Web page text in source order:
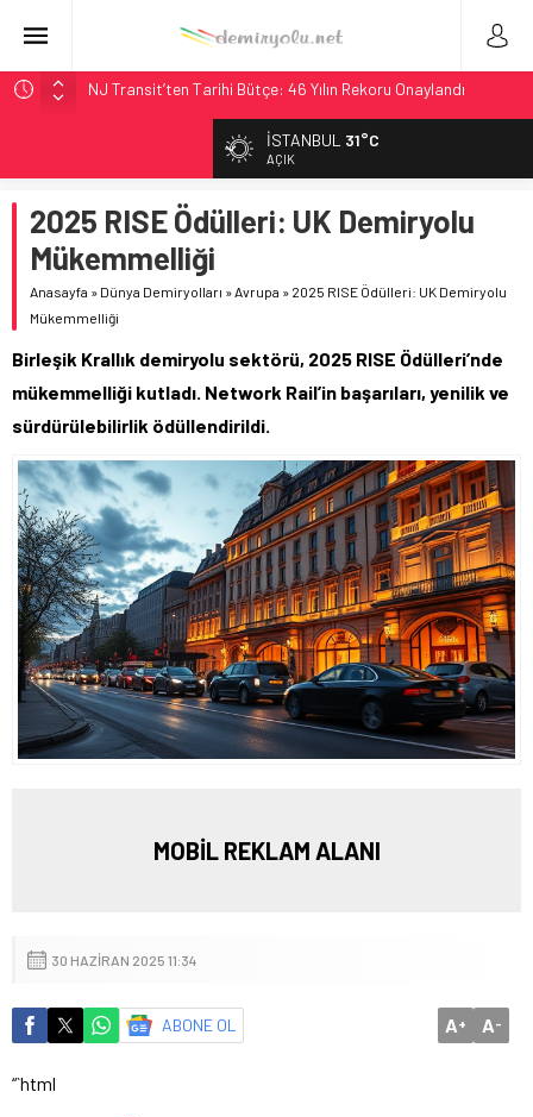
NJ Transit’ten Tarihi Bütçe: 46 Yılın Rekoru Onaylandı
Rocky Mountain, Güneş Enerjili Tesisten İlk Rayı Sevk Etti
AAR, MIT ve Berkeley Dahil 4 Üniversiteyle Araştırma
Konsorsiyumu Başlattı
Long Beach Limanı’na 58 Milyon Dolarlık Yeşil Yatırım Ödülü
Chicago’da Metra Polisi BVLOS Drone’larla Müdahale
Süresini Kısalttı
İSTANBUL 31°C
AÇIK
2025 RISE Ödülleri: UK Demiryolu
Mükemmelliği
Anasayfa » Dünya Demiryolları »Avrupa » 2025 RISE Ödülleri: UK Demiryolu
Mükemmelliği
Birleşik Krallık demiryolu sektörü, 2025 RISE Ödülleri’nde
mükemmelliği kutladı. Network Rail’in başarıları, yenilik ve
sürdürülebilirlik ödüllendirildi.
MOBİL REKLAM ALANI
30 HAZIRAN 2025 11:34
ABONE OL A+ A-
“`html